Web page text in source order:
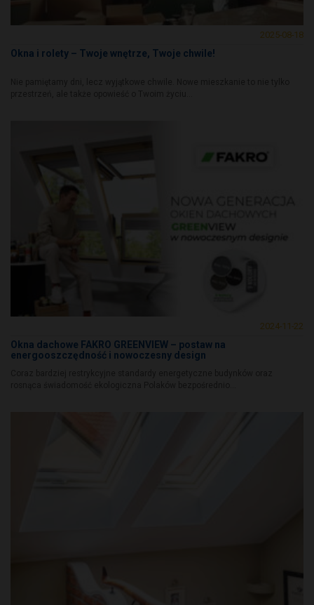
2025-08-18
Okna i rolety – Twoje wnętrze, Twoje chwile!
2024-11-22
Okna dachowe FAKRO GREENVIEW – postaw na
energooszczędność i nowoczesny design